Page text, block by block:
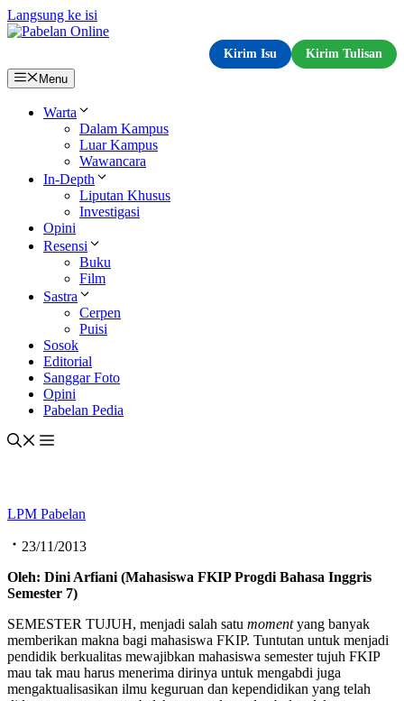
Langsung ke isi
Kirim Isu
Kirim Tulisan
Menu
Warta
Dalam Kampus
Luar Kampus
Wawancara
In-Depth
Liputan Khusus
Investigasi
Opini
Resensi
Buku
Film
Sastra
Cerpen
Puisi
Sosok
Editorial
Sanggar Foto
Opini
Pabelan Pedia
LPM Pabelan
23/11/2013
Oleh: Dini Arfiani (Mahasiswa FKIP Progdi Bahasa Inggris
Semester 7)
SEMESTER TUJUH, menjadi salah satu momentyang banyak
memberikan makna bagi mahasiswa FKIP. Tuntutan untuk menjadi
pendidik berkualitas mewajibkan mahasiswa semester tujuh FKIP
mau tak mau harus menerima dirinya untuk mengabdi juga
mengaktualisasikan ilmu keguruan dan kependidikan yang telah